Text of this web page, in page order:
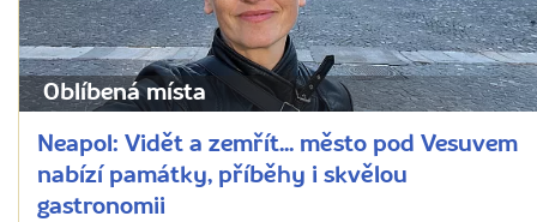
Oblíbená místa
Neapol: Vidět a zemřít... město pod Vesuvem
nabízí památky, příběhy i skvělou
gastronomii